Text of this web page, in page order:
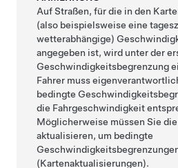
Auf Straßen, für die in den
(also beispielsweise eine
wetterabhängige)
angegeben ist, wird unter der
Geschwindigkeitsbegrenzung
Fahrer muss
bedingte
die Fahrgeschwindigkeit
Möglicherweise müssen Sie
aktualisieren, um bedingte
(Kartenaktualisierungen).